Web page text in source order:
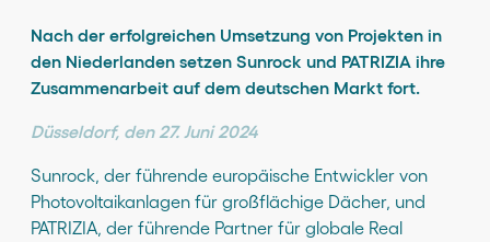
Nach der erfolgreichen Umsetzung von Projekten in
den Niederlanden setzen Sunrock und PATRIZIA ihre
Zusammenarbeit auf dem deutschen Markt fort.
Düsseldorf, den 27. Juni 2024
Sunrock, der führende europäische Entwickler von
Photovoltaikanlagen für großflächige Dächer, und
PATRIZIA, der führende Partner für globale Real